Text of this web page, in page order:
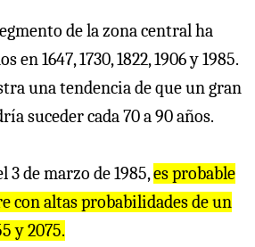
de la zona central ha
en 1647, 1730, 1822, 1906 y 1985.
una tendencia de que un gran
suceder cada 70 a 90 años.
3 de marzo de 1985,es probable
con altas probabilidades de un
y 2075.